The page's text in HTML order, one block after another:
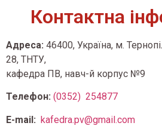
Контактна
Адреса: 46400, Україна, м.
28, ТНТУ,
кафедра ПВ, навч-й корпус №9
Телефон: (0352) 254877
E-mail: kafedra.pv@gmail.com